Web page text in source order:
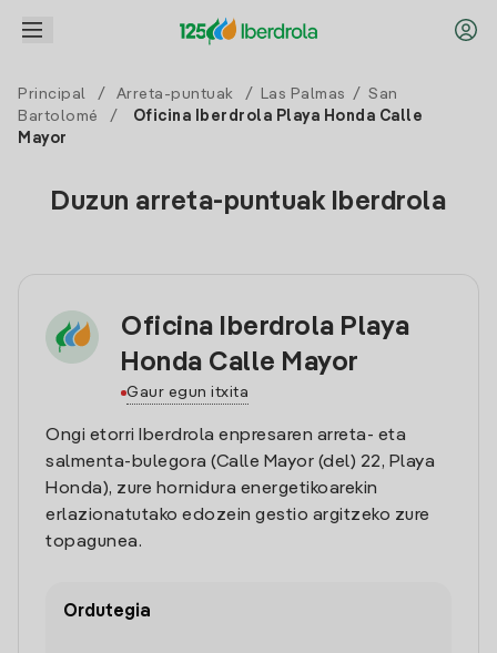
Principal / Arreta-puntuak / Las Palmas / San
Bartolomé
/
Oficina Iberdrola Playa Honda Calle
Mayor
Duzun arreta-puntuak Iberdrola
Oficina Iberdrola Playa
Honda Calle Mayor
Gaur egun itxita
Ongi etorri Iberdrola enpresaren arreta- eta
salmenta-bulegora (Calle Mayor (del) 22, Playa
Honda), zure hornidura energetikoarekin
erlazionatutako edozein gestio argitzeko zure
topagunea.
Ordutegia